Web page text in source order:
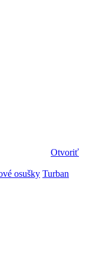
Otvoriť
osušky Turban